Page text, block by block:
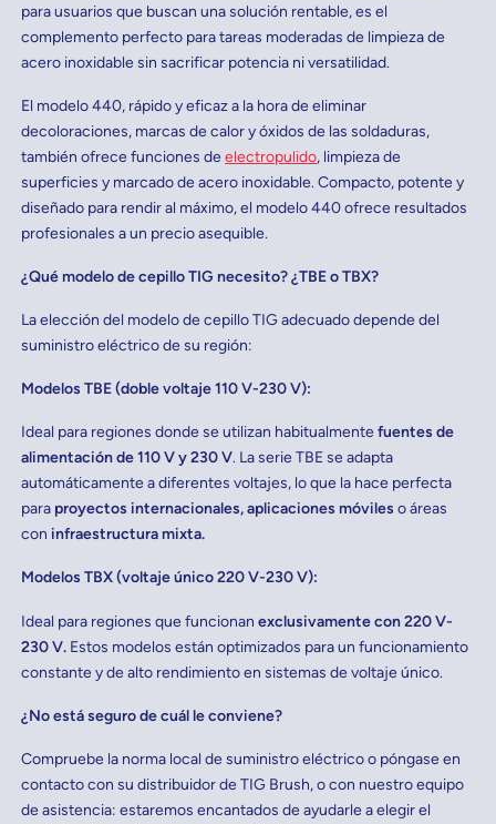
para usuarios que buscan una solución rentable, es el
complemento perfecto para tareas moderadas de limpieza de
acero inoxidable sin sacrificar potencia ni versatilidad.
El modelo 440, rápido y eficaz a la hora de eliminar
decoloraciones, marcas de calor y óxidos de las soldaduras,
también ofrece funciones deelectropulido, limpieza de
superficies y marcado de acero inoxidable. Compacto, potente y
diseñado para rendir al máximo, el modelo 440 ofrece resultados
profesionales a un precio asequible.
¿Qué modelo de cepillo TIG necesito? ¿TBE o TBX?
La elección del modelo de cepillo TIG adecuado depende del
suministro eléctrico de su región:
Modelos TBE (doble voltaje 110 V-230 V):
Ideal para regiones donde se utilizan habitualmentefuentes de
alimentación de 110 V y 230 V. La serie TBE se adapta
automáticamente a diferentes voltajes, lo que la hace perfecta
para proyectos internacionales, aplicaciones móviles o áreas
con infraestructura mixta.
Modelos TBX (voltaje único 220 V-230 V):
Ideal para regiones que funcionanexclusivamente con 220 V-
230 V. Estos modelos están optimizados para un funcionamiento
constante y de alto rendimiento en sistemas de voltaje único.
¿No está seguro de cuál le conviene?
Compruebe la norma local de suministro eléctrico o póngase en
contacto con su distribuidor de TIG Brush, o con nuestro equipo
de asistencia: estaremos encantados de ayudarle a elegir el